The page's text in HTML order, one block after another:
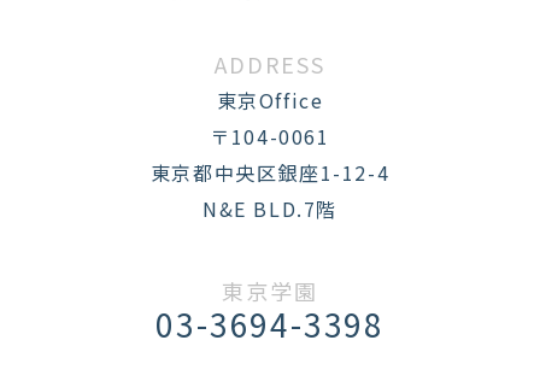
ADDRESS
東京Office
〒104-0061
東京都中央区銀座1-12-4
N&E BLD.7階
東京学園
03-3694-3398